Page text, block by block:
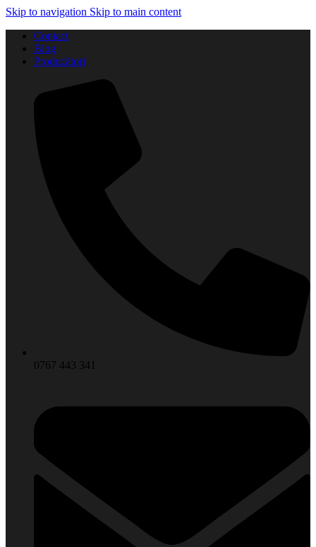
Skip to navigation Skip to main content
Contact
Blog
Producători
0767 443 341